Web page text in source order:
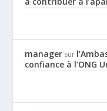
manager sur
confiance à l’ONG